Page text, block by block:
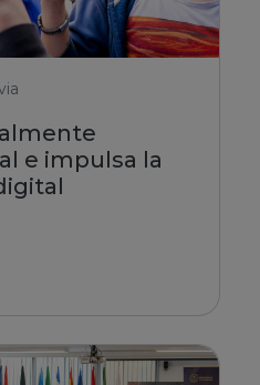
e impulsa la